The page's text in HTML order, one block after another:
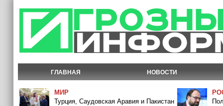
ГЛАВНАЯ НОВОСТИ
МИР
Турция, Саудовская Аравия и Пакистан